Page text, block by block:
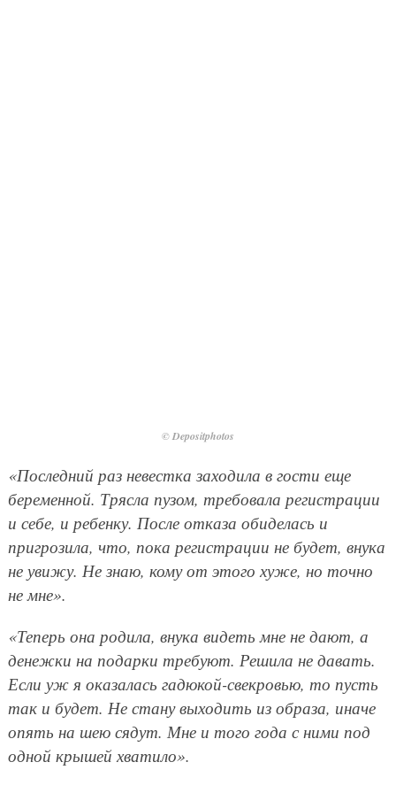
© Depositphotos
«Последний раз невестка заходила в гости еще
беременной. Трясла пузом, требовала регистрации
и себе, и ребенку. После отказа обиделась и
пригрозила, что, пока регистрации не будет, внука
не увижу. Не знаю, кому от этого хуже, но точно
не мне».
«Теперь она родила, внука видеть мне не дают, а
денежки на подарки требуют. Решила не давать.
Если уж я оказалась гадюкой-свекровью, то пусть
так и будет. Не стану выходить из образа, иначе
опять на шею сядут. Мне и того года с ними под
одной крышей хватило».